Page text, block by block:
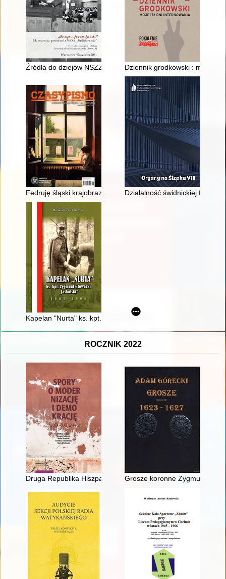
Źródła do dziejów NSZZ "Solidarność" w archiwach Instytutu
Dziennik grodkowski : moje
Fedruję śląski krajobraz Działalność świdnickiej fabryki
Kapelan "Nurta" ks. kpt. Zygmunt Głowacki "Jaskólski" : 1907-
ROCZNIK 2022
Druga Republika Hiszpańska w polskiej myśli politycznej
Grosze koronne Zygmunta III